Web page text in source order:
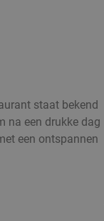
staat bekend
na een drukke dag
een ontspannen